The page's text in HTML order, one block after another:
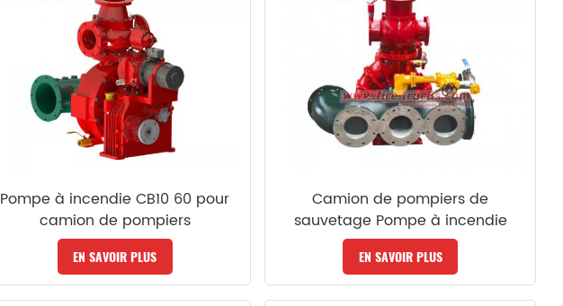
Pompe à incendie CB10 60 pour
camion de pompiers
EN SAVOIR PLUS
Camion de pompiers de
sauvetage Pompe à incendie
CB10/140-XZ
EN SAVOIR PLUS